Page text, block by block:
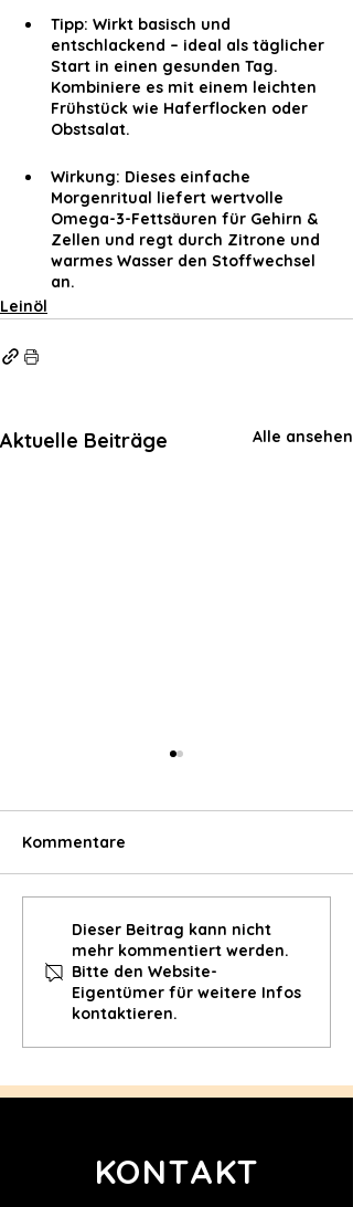
Tipp: Wirkt basisch und
entschlackend – ideal als täglicher
Start in einen gesunden Tag.
Kombiniere es mit einem leichten
Frühstück wie Haferflocken oder
Obstsalat.
Wirkung: Dieses einfache
Morgenritual liefert wertvolle
Omega-3-Fettsäuren für Gehirn &
Zellen und regt durch Zitrone und
warmes Wasser den Stoffwechsel
an.
Leinöl
Aktuelle Beiträge Alle ansehen
Bauchwohl-Zitronen-Dip
Kommentare
Dieser Beitrag kann nicht
mehr kommentiert werden.
Bitte den Website-
Eigentümer für weitere Infos
kontaktieren.
KONTAKT